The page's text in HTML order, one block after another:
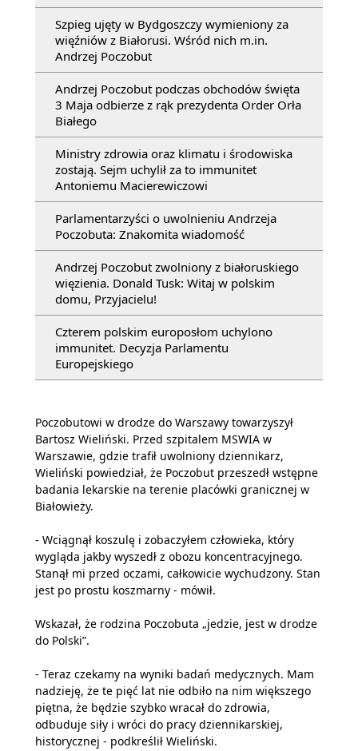
Szpieg ujęty w Bydgoszczy wymieniony za
więźniów z Białorusi. Wśród nich m.in.
Andrzej Poczobut
Andrzej Poczobut podczas obchodów święta
3 Maja odbierze z rąk prezydenta Order Orła
Białego
Ministry zdrowia oraz klimatu i środowiska
zostają. Sejm uchylił za to immunitet
Antoniemu Macierewiczowi
Parlamentarzyści o uwolnieniu Andrzeja
Poczobuta: Znakomita wiadomość
Andrzej Poczobut zwolniony z białoruskiego
więzienia. Donald Tusk: Witaj w polskim
domu, Przyjacielu!
Czterem polskim europosłom uchylono
immunitet. Decyzja Parlamentu
Europejskiego
Poczobutowi w drodze do Warszawy towarzyszył
Bartosz Wieliński. Przed szpitalem MSWIA w
Warszawie, gdzie trafił uwolniony dziennikarz,
Wieliński powiedział, że Poczobut przeszedł wstępne
badania lekarskie na terenie placówki granicznej w
Białowieży.
- Wciągnął koszulę i zobaczyłem człowieka, który
wygląda jakby wyszedł z obozu koncentracyjnego.
Stanął mi przed oczami, całkowicie wychudzony. Stan
jest po prostu koszmarny - mówił.
Wskazał, że rodzina Poczobuta „jedzie, jest w drodze
do Polski”.
- Teraz czekamy na wyniki badań medycznych. Mam
nadzieję, że te pięć lat nie odbiło na nim większego
piętna, że będzie szybko wracał do zdrowia,
odbuduje siły i wróci do pracy dziennikarskiej,
historycznej - podkreślił Wieliński.